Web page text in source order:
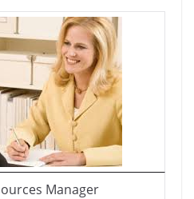
Manager